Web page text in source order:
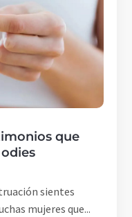
que
sientes
mujeres que...